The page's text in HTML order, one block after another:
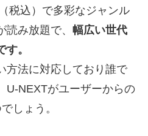
税込）で多彩なジャンル
み放題で、 幅広い世代
。
方法に対応しており誰で
U-NEXTがユーザーからの
しょう。